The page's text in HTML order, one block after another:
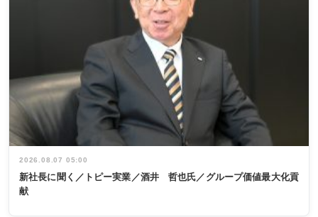
2026.08.07 05:00
新社長に聞く／トピー実業／酒井 哲也氏／グループ価値最大化貢
献